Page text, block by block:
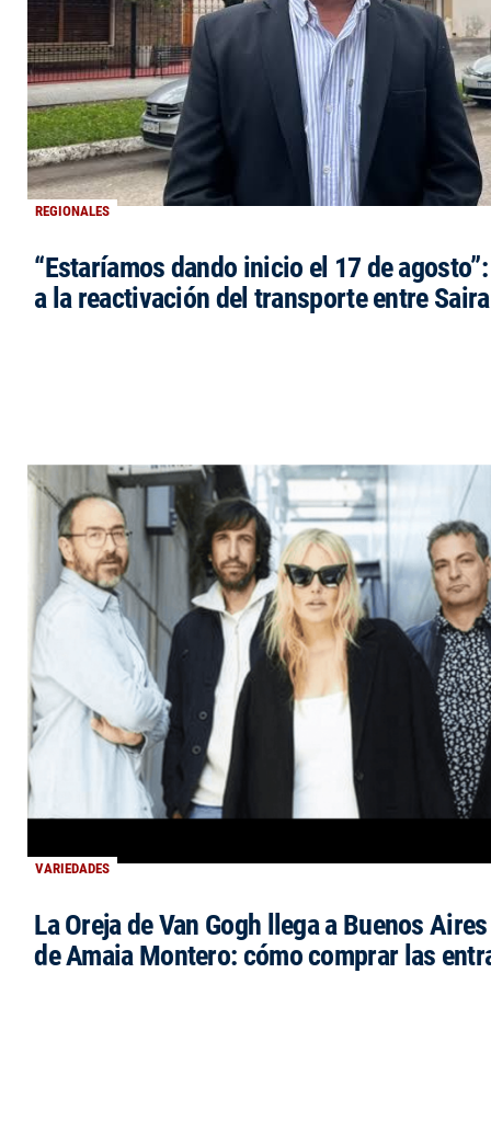
REGIONALES
“Estaríamos dando inicio el 17 de
a la reactivación del transporte entre
VARIEDADES
La Oreja de Van Gogh llega a Buenos
de Amaia Montero: cómo comprar las